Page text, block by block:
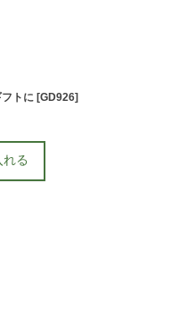
トに [GD926]
る